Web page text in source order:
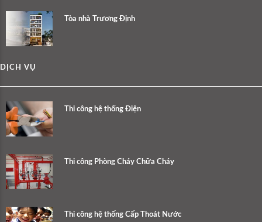
Tòa nhà Trương Định
DỊCH VỤ
Thi công hệ thống Điện
Thi công Phòng Cháy Chữa Cháy
Thi công hệ thống Cấp Thoát Nước